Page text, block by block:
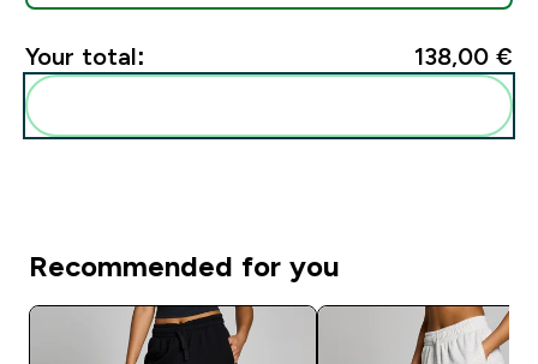
Your total: 138,00 €‎
Recommended for you